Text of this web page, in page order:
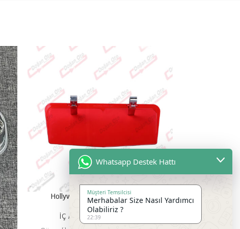
Hollywood Güneşlik ( Kırmızı )
İÇ AKSESUAR ÇEŞİTLERİ
₺250,00
Whatsapp Destek Hattı
Müşteri Temsilcisi
Merhabalar Size Nasıl Yardımcı
Olabiliriz ?
22:39